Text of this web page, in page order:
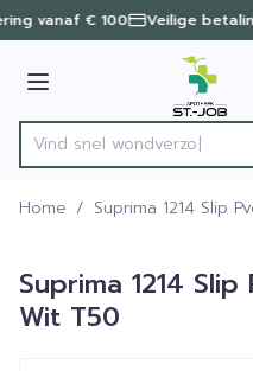
Ga naar de inhoud
1 van 1
vanaf € 100 Veilige
Menu
Product, merk,
Vind snel wo
Home / Suprima 1214 Slip
Suprima 1214
Wit T50